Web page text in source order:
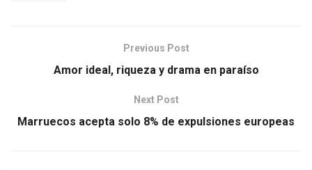
Previous Post
Amor ideal, riqueza y drama en paraíso
Next Post
Marruecos acepta solo 8% de expulsiones europeas